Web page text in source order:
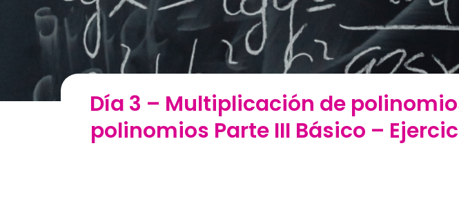
Día 3 – Multiplicación de
polinomios Parte III Básico –